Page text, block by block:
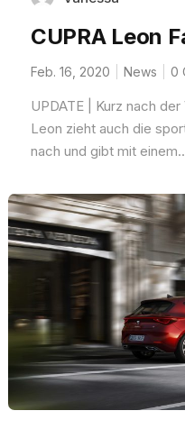
CUPRA Leon
Feb. 16, 2020 News 0
UPDATE | Kurz nach
Leon zieht auch die
nach und gibt mit